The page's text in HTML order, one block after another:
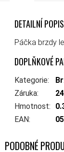
DETAILNÍ
Páčka brzdy
DOPLŇKOVÉ
Kategorie:
Záruka:
Hmotnost:
EAN: